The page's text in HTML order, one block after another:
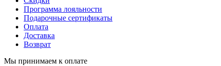
Программа лояльности
Подарочные сертификаты
Оплата
Доставка
Возврат
Мы принимаем к оплате